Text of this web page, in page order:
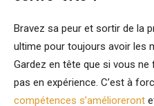
Bravez sa peur et sortir de la
ultime pour toujours avoir les
Gardez en tête que si vous
pas en expérience. C’est à
compétences s’amélioreront